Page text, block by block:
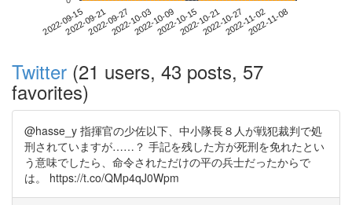
2022-09-152022-09-212022-09-272022-10-032022-10-092022-10-152022-10-212022-10-272022-11-022022-11-08
Twitter (21 users, 43 posts, 57
favorites)
@hasse_y 指揮官の少佐以下、中小隊長８人が戦犯裁判で処
刑されていますが……？ 手記を残した方が死刑を免れたとい
う意味でしたら、命令されただけの平の兵士だったからで
は。 https://t.co/QMp4qJ0Wpm